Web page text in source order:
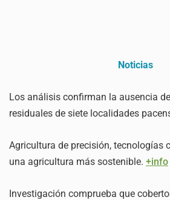
Noticias
Los análisis confirman la ausencia
residuales de siete localidades
Agricultura de precisión, tecnologías
una agricultura más sostenible. +info
Investigación comprueba que